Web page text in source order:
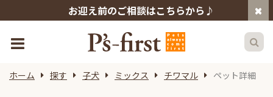
お迎え前のご相談はこちらから♪
ホーム 探す 子犬 ミックス チワマル ペット詳細